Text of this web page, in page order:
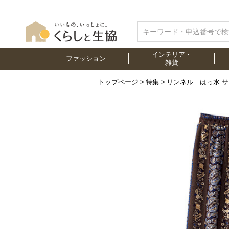
ファッション
インテリア・
雑貨
トップページ 特集 リンネル はっ水